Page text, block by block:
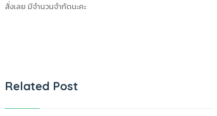
สั่งเลย มีจำนวนจำกัดนะคะ
Related Post